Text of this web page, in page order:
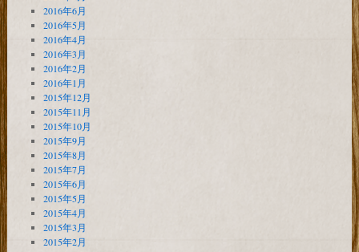
2016年6月
2016年5月
2016年4月
2016年3月
2016年2月
2016年1月
2015年12月
2015年11月
2015年10月
2015年9月
2015年8月
2015年7月
2015年6月
2015年5月
2015年4月
2015年3月
2015年2月